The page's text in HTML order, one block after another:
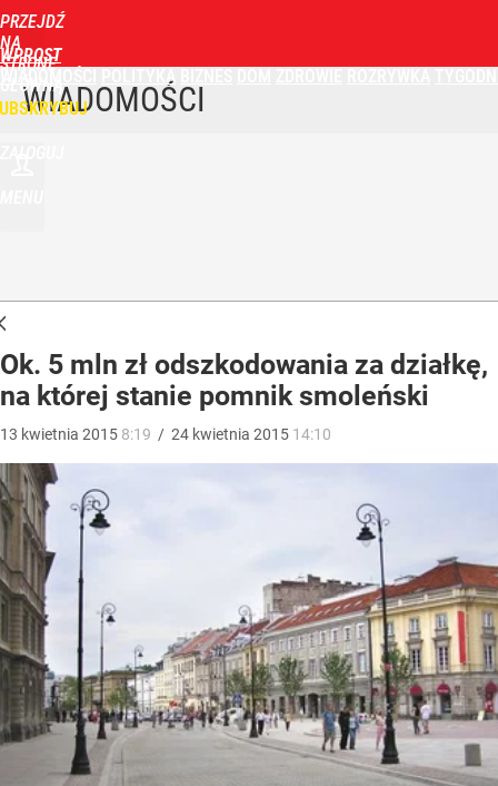
PRZEJDŹ
NA
STRONĘ
GŁÓWNĄ
WPROST
POLITYKA
WIADOMOŚCI
Ok. 5 mln zł odszkodowania za działkę,
na której stanie pomnik smoleński
13 kwietnia 2015 8:19 / 24 kwietnia 2015 14:10